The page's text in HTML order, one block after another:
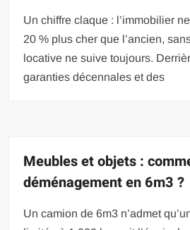
Un chiffre claque : l’immobilier
20 % plus cher que l’ancien,
locative ne suive toujours.
garanties décennales et des
Meubles et objets :
déménagement en 6m3 ?
Un camion de 6m3 n’admet